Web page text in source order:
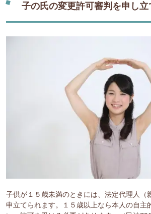
子の氏の変更許可審判を申し
子供が１５歳未満のときには、法定代理人（
申立てられます。１５歳以上なら本人の自主